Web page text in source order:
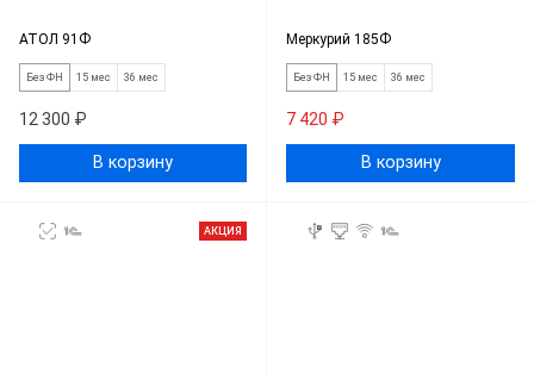
АТОЛ 91Ф
Без ФН 15 мес 36 мес
12 300 ₽
В корзину
Меркурий 185Ф
Без ФН 15 мес 36 мес
7 420 ₽
В корзину
АКЦИЯ